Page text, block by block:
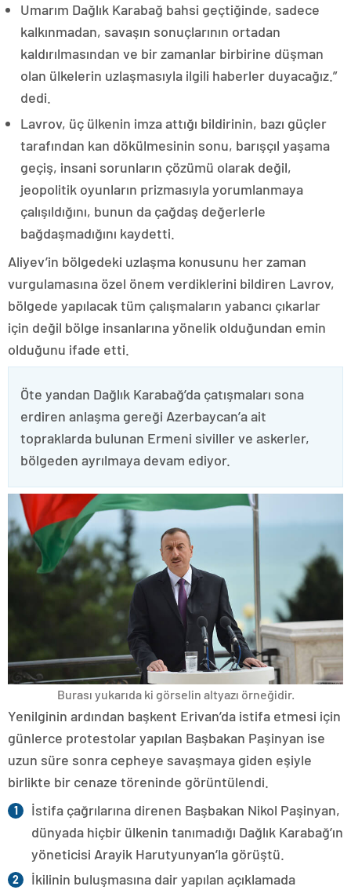
Umarım Dağlık Karabağ bahsi geçtiğinde, sadece
kalkınmadan, savaşın sonuçlarının ortadan
kaldırılmasından ve bir zamanlar birbirine düşman
olan ülkelerin uzlaşmasıyla ilgili haberler duyacağız.”
dedi.
Lavrov, üç ülkenin imza attığı bildirinin, bazı güçler
tarafından kan dökülmesinin sonu, barışçıl yaşama
geçiş, insani sorunların çözümü olarak değil,
jeopolitik oyunların prizmasıyla yorumlanmaya
çalışıldığını, bunun da çağdaş değerlerle
bağdaşmadığını kaydetti.
Aliyev’in bölgedeki uzlaşma konusunu her zaman
vurgulamasına özel önem verdiklerini bildiren Lavrov,
bölgede yapılacak tüm çalışmaların yabancı çıkarlar
için değil bölge insanlarına yönelik olduğundan emin
olduğunu ifade etti.
Öte yandan Dağlık Karabağ’da çatışmaları sona
erdiren anlaşma gereği Azerbaycan’a ait
topraklarda bulunan Ermeni siviller ve askerler,
bölgeden ayrılmaya devam ediyor.
Burası yukarıda ki görselin altyazı örneğidir.
Yenilginin ardından başkent Erivan’da istifa etmesi için
günlerce protestolar yapılan Başbakan Paşinyan ise
uzun süre sonra cepheye savaşmaya giden eşiyle
birlikte bir cenaze töreninde görüntülendi.
İstifa çağrılarına direnen Başbakan Nikol Paşinyan,
dünyada hiçbir ülkenin tanımadığı Dağlık Karabağ’ın
yöneticisi Arayik Harutyunyan’la görüştü.
İkilinin buluşmasına dair yapılan açıklamada